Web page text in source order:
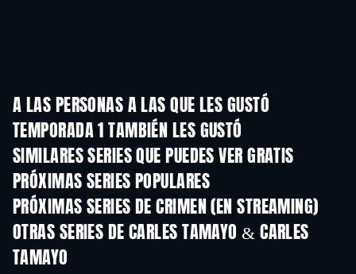
A LAS PERSONAS A LAS QUE LES GUSTÓ
TEMPORADA 1 TAMBIÉN LES GUSTÓ
TV
SIMILARES SERIES QUE PUEDES VER GRATIS
TV
PRÓXIMAS SERIES POPULARES
TV
PRÓXIMAS SERIES DE CRIMEN (EN STREAMING)
Temporada 6 Temporada 2
OTRAS SERIES DE CARLES TAMAYO & CARLES
TAMAYO